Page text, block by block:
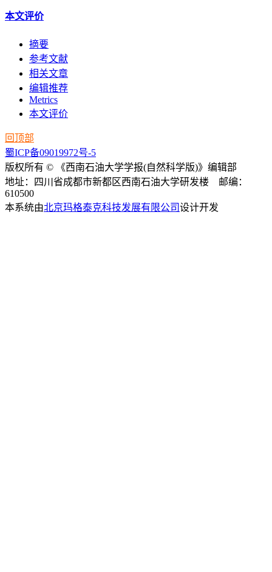
本文评价
摘要
参考文献
相关文章
编辑推荐
Metrics
本文评价
回顶部
蜀ICP备09019972号-5
版权所有 © 《西南石油大学学报(自然科学版)》编辑部
地址：四川省成都市新都区西南石油大学研发楼 邮编：
610500
本系统由北京玛格泰克科技发展有限公司设计开发